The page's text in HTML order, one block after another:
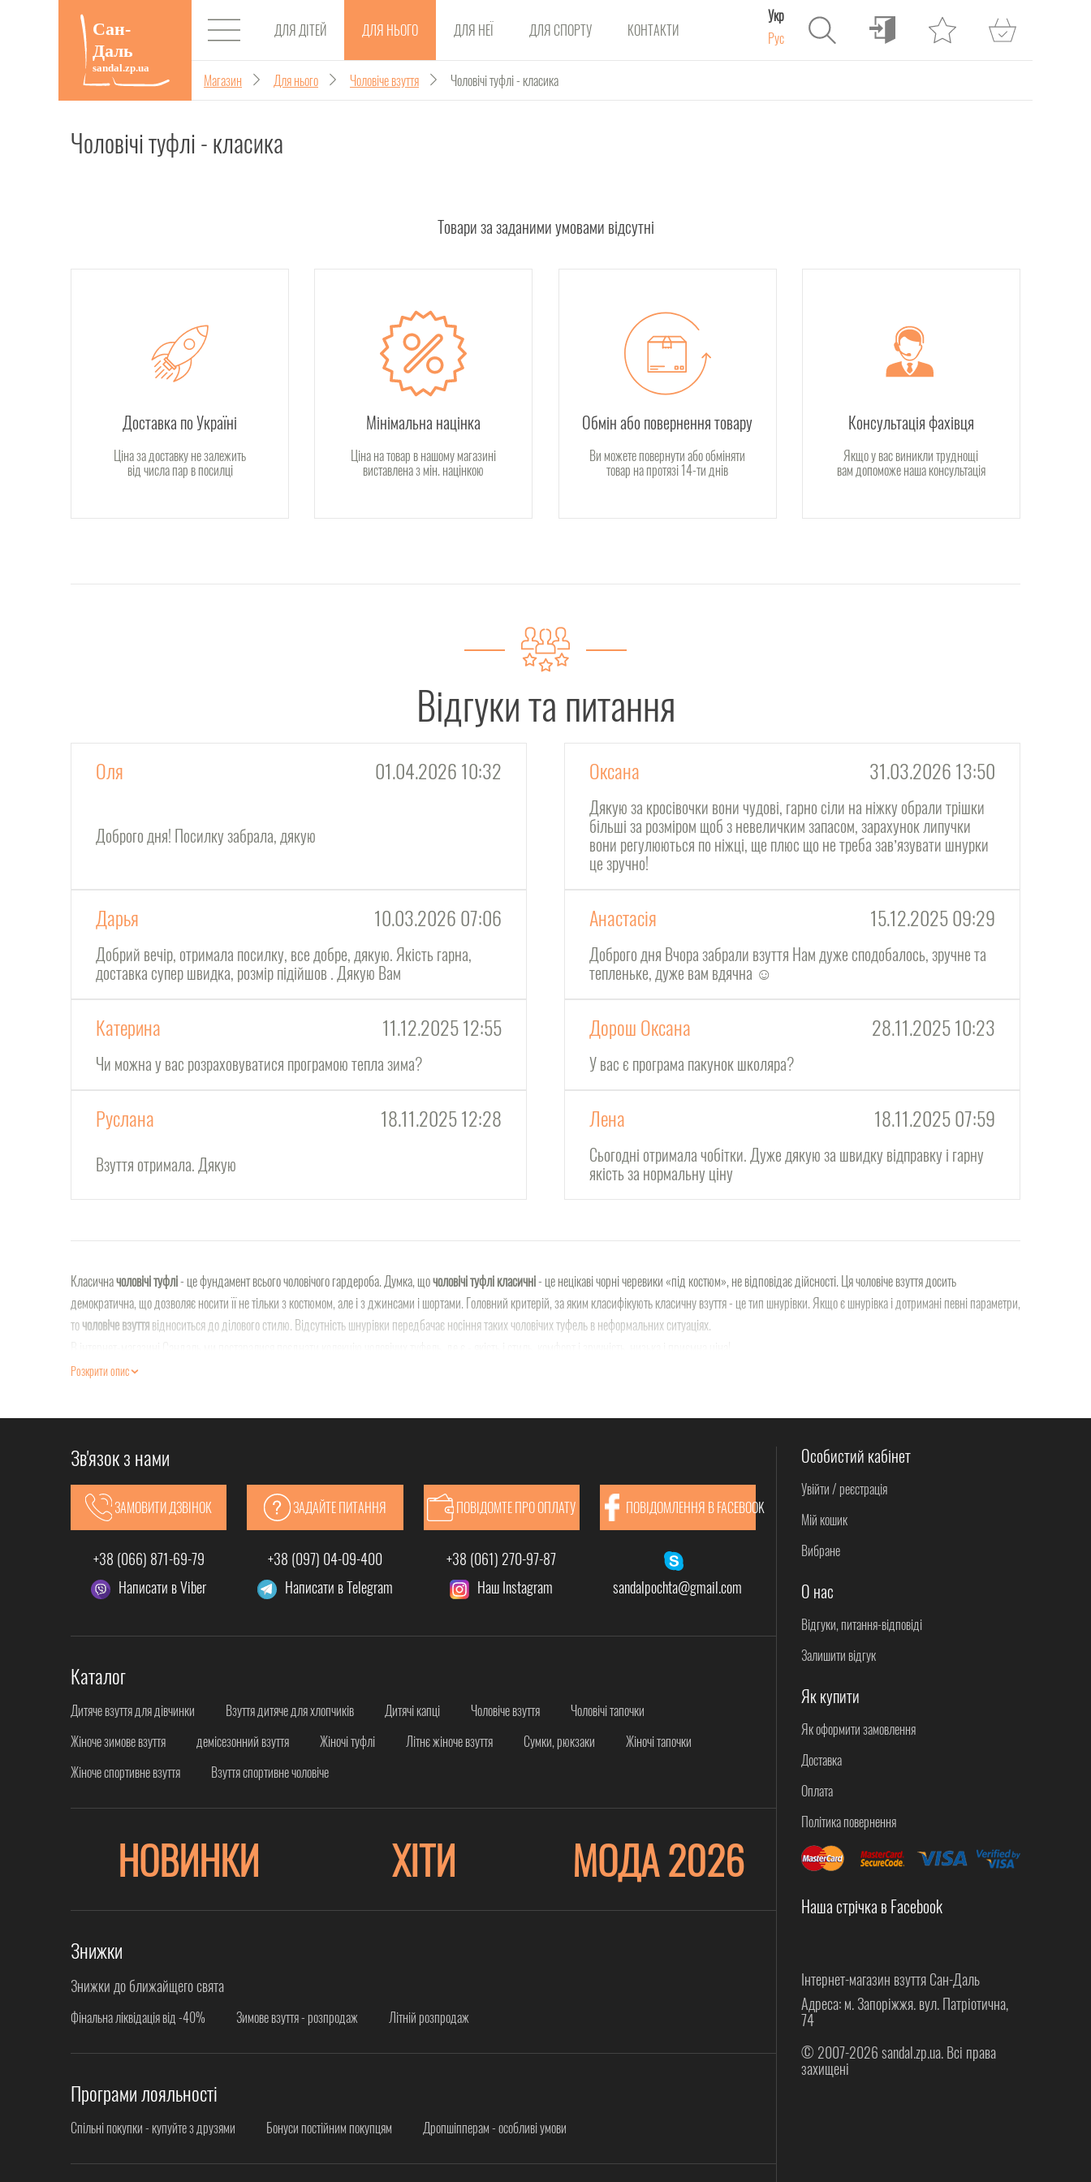
ДЛЯ ДІТЕЙ ДЛЯ НЬОГО ДЛЯ НЕЇ ДЛЯ СПОРТУ КОНТАКТИ
Укр
Рус
Магазин Для нього Чоловіче взуття Чоловічі туфлі - класика
Чоловічі туфлі - класика
Товари за заданими умовами відсутні
Доставка по Україні
Ціна за доставку не залежить
від числа пар в посилці
Мінімальна націнка
Ціна на товар в нашому магазині
виставлена з мін. націнкою
Обмін або повернення товару
Ви можете повернути або обміняти
товар на протязі 14-ти днів
Консультація фахівця
Якщо у вас виникли труднощі
вам допоможе наша консультація
Відгуки та питання
Оля 01.04.2026 10:32
Доброго дня! Посилку забрала, дякую
Оксана 31.03.2026 13:50
Дякую за кросівочки вони чудові, гарно сіли на ніжку обрали трішки
більші за розміром щоб з невеличким запасом, зарахунок липучки
вони регулюються по ніжці, ще плюс що не треба завʼязувати шнурки
це зручно!
Дарья 10.03.2026 07:06
Добрий вечір, отримала посилку, все добре, дякую. Якість гарна,
доставка супер швидка, розмір підійшов . Дякую Вам
Анастасія 15.12.2025 09:29
Доброго дня Вчора забрали взуття Нам дуже сподобалось, зручне та
тепленьке, дуже вам вдячна ☺️
Катерина 11.12.2025 12:55
Чи можна у вас розраховуватися програмою тепла зима?
Дорош Оксана 28.11.2025 10:23
У вас є програма пакунок школяра?
Руслана 18.11.2025 12:28
Взуття отримала. Дякую
Лена 18.11.2025 07:59
Сьогодні отримала чобітки. Дуже дякую за швидку відправку і гарну
якість за нормальну ціну
Класичначоловічі туфлі- це фундамент всього чоловічого гардероба. Думка, щочоловічі туфлі класичні- це нецікаві чорні черевики «під костюм», не відповідає дійсності. Ця чоловіче взуття досить
демократична, що дозволяє носити її не тільки з костюмом, але і з джинсами і шортами. Головний критерій, за яким класифікують класичну взуття - це тип шнурівки. Якщо є шнурівка і дотримані певні параметри,
точоловіче взуттявідноситься до ділового стилю. Відсутність шнурівки передбачає носіння таких чоловічих туфель в неформальних ситуаціях.
Розкрити опис
Зв'язок з нами
ЗАМОВИТИ ДЗВІНОК ЗАДАЙТЕ ПИТАННЯ ПОВІДОМТЕ ПРО ОПЛАТУ ПОВІДОМЛЕННЯ В FACEBOOK
+38 (066) 871-69-79 +38 (097) 04-09-400
+38 (061) 270-97-87
Написати в Viber
Написати в Telegram Наш Instagram sandalpochta@gmail.com
Каталог
Дитяче взуття для дівчинки Взуття дитяче для хлопчиків Дитячі капці Чоловіче взуття
Чоловічі тапочки
Жіноче зимове взуття
демісезонний взуття Жіночі туфлі Літнє жіноче взуття Сумки, рюкзаки
Жіночі тапочки
Жіноче спортивне взуття
Взуття спортивне чоловіче
НОВИНКИ ХІТИ МОДА 2026
Знижки
Знижки до ближайщего свята
Фінальна ліквідація від -40% Зимове взуття - розпродаж Літній розпродаж
Програми лояльності
Спільні покупки - купуйте з друзями Бонуси постійним покупцям Дропшіпперам - особливі умови
Особистий кабінет
Увійти / реєстрація
Мій кошик
Вибране
О нас
Відгуки, питання-відповіді
Залишити відгук
Як купити
Як оформити замовлення
Доставка
Оплата
Політика повернення
Наша стрічка в Facebook
Інтернет-магазин взуття Сан-Даль
Адреса: м. Запоріжжя. вул. Патріотична,
74
© 2007-2026 sandal.zp.ua. Всі права
захищені